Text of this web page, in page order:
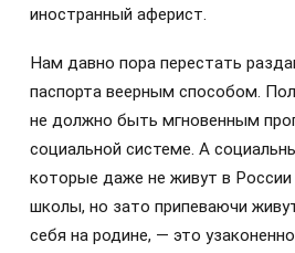
иностранный аферист.
Нам давно пора перестать
паспорта веерным способом.
не должно быть мгновенным
социальной системе. А
которые даже не живут в России
школы, но зато припеваючи
себя на родине, — это